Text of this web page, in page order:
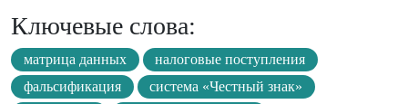
Ключевые слова:
матрица данных
налоговые поступления
фальсификация
система «Честный знак»